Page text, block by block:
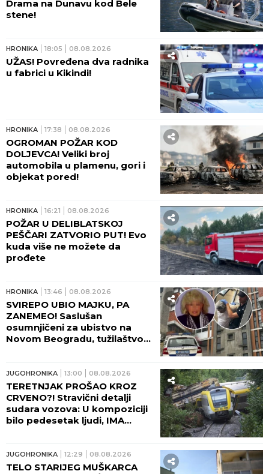
Drama na Dunavu kod Bele
stene!
HRONIKA 18:05 08.08.2026
UŽAS! Povređena dva radnika
u fabrici u Kikindi!
HRONIKA 17:38 08.08.2026
OGROMAN POŽAR KOD
DOLJEVCA! Veliki broj
automobila u plamenu, gori i
objekat pored!
HRONIKA 16:21 08.08.2026
POŽAR U DELIBLATSKOJ
PEŠČARI ZATVORIO PUT! Evo
kuda više ne možete da
prođete
HRONIKA 13:46 08.08.2026
SVIREPO UBIO MAJKU, PA
ZANEMEO! Saslušan
osumnjičeni za ubistvo na
Novom Beogradu, tužilaštvo
JUGOHRONIKA 13:00 08.08.2026
TERETNJAK PROŠAO KROZ
CRVENO?! Stravični detalji
sudara vozova: U kompoziciji
bilo pedesetak ljudi, IMA
JUGOHRONIKA 12:29 08.08.2026
TELO STARIJEG MUŠKARCA